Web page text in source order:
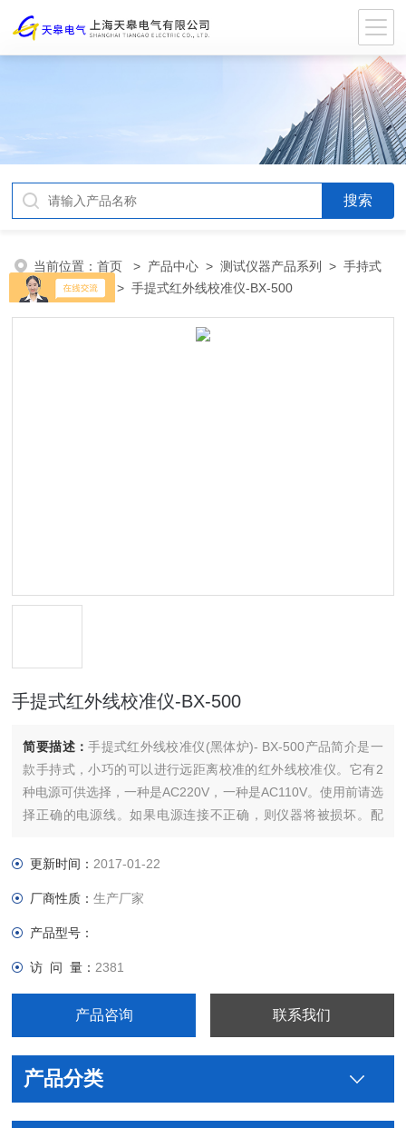
当前位置：首页 > 产品中心 >测试仪器产品系列 >手持式
红外线测温仪
> 手提式红外线校准仪-BX-500
手提式红外线校准仪-BX-500
简要描述：手提式红外线校准仪(黑体炉)- BX-500产品简介是一
款手持式，小巧的可以进行远距离校准的红外线校准仪。它有2
种电源可供选择，一种是AC220V，一种是AC110V。使用前请选
择正确的电源线。如果电源连接不正确，则仪器将被损坏。配
更新时间： 2017-01-22
厂商性质：生产厂家
产品型号：
访 问 量： 2381
产品咨询 联系我们
产品分类